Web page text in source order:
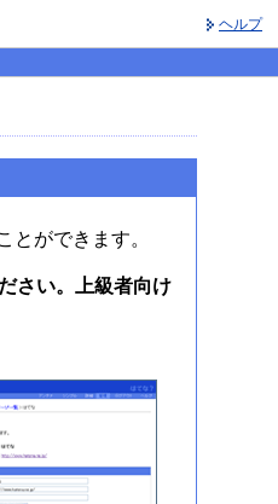
ヘルプ
とができます。
さい。上級者向け